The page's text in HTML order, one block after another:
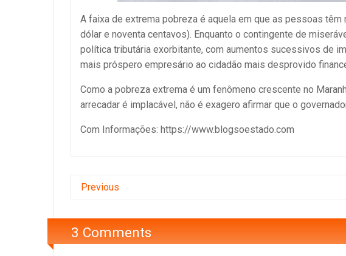
A faixa de extrema pobreza é aquela em que as pessoas
dólar e noventa centavos). Enquanto o contingente de
política tributária exorbitante, com aumentos sucessivos de
mais próspero empresário ao cidadão mais desprovido
Como a pobreza extrema é um fenômeno crescente no
arrecadar é implacável, não é exagero afirmar que o
Com Informações: https://www.blogsoestado.com
Previous
3 Comments